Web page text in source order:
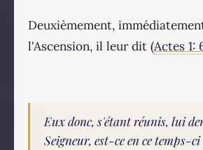
Deuxièmement,
l'Ascension, il leur dit (Actes 1:
Eux donc, s'étant réunis, lui
Seigneur, est-ce en ce temps-